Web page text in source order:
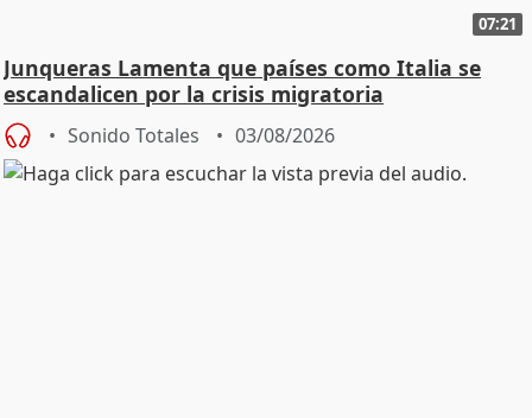
07:21
Junqueras Lamenta que países como Italia se
escandalicen por la crisis migratoria
Sonido Totales 03/08/2026